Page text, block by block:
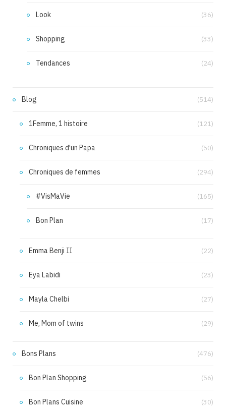
Look (36)
Shopping (33)
Tendances (24)
Blog (514)
1Femme, 1 histoire (121)
Chroniques d'un Papa (50)
Chroniques de femmes (294)
#VisMaVie (165)
Bon Plan (17)
Emma Benji II (22)
Eya Labidi (23)
Mayla Chelbi (27)
Me, Mom of twins (29)
Bons Plans (476)
Bon Plan Shopping (56)
Bon Plans Cuisine (30)